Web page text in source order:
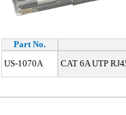
Part No.
US-1070A
CAT 6A UTP